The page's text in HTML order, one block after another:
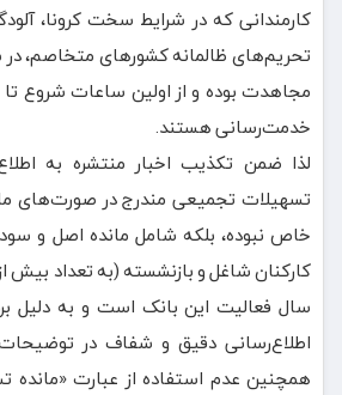
کارمندانی که در شرایط سخت کرونا،
تحریم‌های ظالمانه کشورهای متخاصم،
مجاهدت بوده و از اولین ساعات شروع تا
خدمت‌رسانی هستند.
لذا ضمن تکذیب اخبار منتشره به
تسهیلات تجمیعی مندرج در صورت‌های
خاص نبوده، بلکه شامل مانده اصل و
سال فعالیت این بانک است و به دلیل
اطلاع‌رسانی دقیق و شفاف در
همچنین عدم استفاده از عبارت